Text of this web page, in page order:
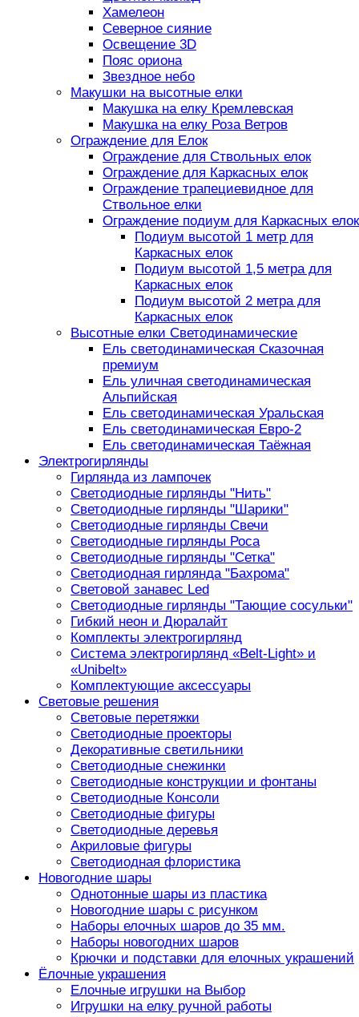
Хамелеон
Северное сияние
Освещение 3D
Пояс ориона
Звездное небо
Макушки на высотные елки
Макушка на елку Кремлевская
Макушка на елку Роза Ветров
Ограждение для Елок
Ограждение для Ствольных елок
Ограждение для Каркасных елок
Ограждение трапециевидное для
Ствольное елки
Ограждение подиум для Каркасных елок
Подиум высотой 1 метр для
Каркасных елок
Подиум высотой 1,5 метра для
Каркасных елок
Подиум высотой 2 метра для
Каркасных елок
Высотные елки Светодинамические
Ель светодинамическая Сказочная
премиум
Ель уличная светодинамическая
Альпийская
Ель светодинамическая Уральская
Ель светодинамическая Евро-2
Ель светодинамическая Таёжная
Электрогирлянды
Гирлянда из лампочек
Светодиодные гирлянды "Нить"
Светодиодные гирлянды "Шарики"
Светодиодные гирлянды Свечи
Светодиодные гирлянды Роса
Светодиодные гирлянды "Сетка"
Светодиодная гирлянда "Бахрома"
Световой занавес Led
Светодиодные гирлянды "Тающие сосульки"
Гибкий неон и Дюралайт
Комплекты электрогирлянд
Система электрогирлянд «Belt-Light» и
«Unibelt»
Комплектующие аксессуары
Световые решения
Световые перетяжки
Светодиодные проекторы
Декоративные светильники
Светодиодные снежинки
Светодиодные конструкции и фонтаны
Светодиодные Консоли
Светодиодные фигуры
Светодиодные деревья
Акриловые фигуры
Светодиодная флористика
Новогодние шары
Однотонные шары из пластика
Новогодние шары с рисунком
Наборы елочных шаров до 35 мм.
Наборы новогодних шаров
Крючки и подставки для елочных украшений
Ёлочные украшения
Елочные игрушки на Выбор
Игрушки на елку ручной работы